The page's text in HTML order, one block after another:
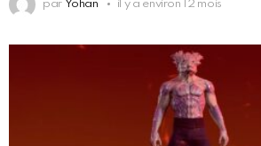
par Yohan il y a environ 12 mois